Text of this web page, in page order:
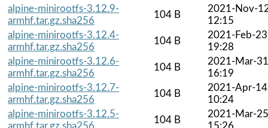
alpine-minirootfs-3.12.9-
armhf.tar.gz.sha256
104 B
2021-Nov-
12:15
alpine-minirootfs-3.12.4-
armhf.tar.gz.sha256
104 B
2021-Feb-23
19:28
alpine-minirootfs-3.12.6-
armhf.tar.gz.sha256
104 B
2021-Mar-31
16:19
alpine-minirootfs-3.12.7-
armhf.tar.gz.sha256
104 B
2021-Apr-14
10:24
alpine-minirootfs-3.12.5-
armhf.tar.gz.sha256
104 B
2021-Mar-25
15:26